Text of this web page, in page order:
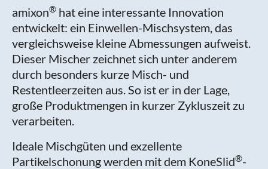
amixon® hat eine interessante Innovation
entwickelt: ein Einwellen-Mischsystem, das
vergleichsweise kleine Abmessungen aufweist.
Dieser Mischer zeichnet sich unter anderem
durch besonders kurze Misch- und
Restentleerzeiten aus. So ist er in der Lage,
große Produktmengen in kurzer Zykluszeit zu
verarbeiten.
Ideale Mischgüten und exzellente
Partikelschonung werden mit dem KoneSlid®-